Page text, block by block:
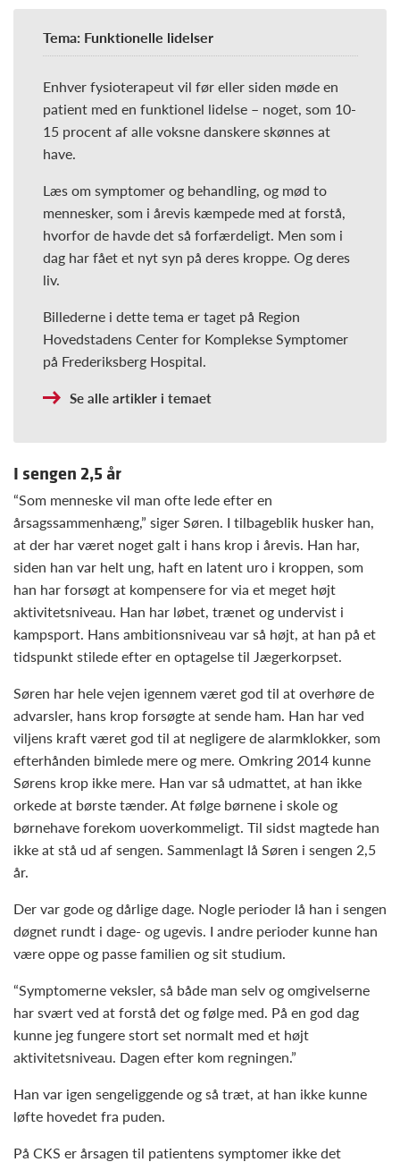
Tema: Funktionelle lidelser
Enhver fysioterapeut vil før eller siden møde en
patient med en funktionel lidelse – noget, som 10-
15 procent af alle voksne danskere skønnes at
have.
Læs om symptomer og behandling, og mød to
mennesker, som i årevis kæmpede med at forstå,
hvorfor de havde det så forfærdeligt. Men som i
dag har fået et nyt syn på deres kroppe. Og deres
liv.
Billederne i dette tema er taget på Region
Hovedstadens Center for Komplekse Symptomer
på Frederiksberg Hospital.
Se alle artikler i temaet
I sengen 2,5 år
“Som menneske vil man ofte lede efter en
årsagssammenhæng,” siger Søren. I tilbageblik husker han,
at der har været noget galt i hans krop i årevis. Han har,
siden han var helt ung, haft en latent uro i kroppen, som
han har forsøgt at kompensere for via et meget højt
aktivitetsniveau. Han har løbet, trænet og undervist i
kampsport. Hans ambitionsniveau var så højt, at han på et
tidspunkt stilede efter en optagelse til Jægerkorpset.
Søren har hele vejen igennem været god til at overhøre de
advarsler, hans krop forsøgte at sende ham. Han har ved
viljens kraft været god til at negligere de alarmklokker, som
efterhånden bimlede mere og mere. Omkring 2014 kunne
Sørens krop ikke mere. Han var så udmattet, at han ikke
orkede at børste tænder. At følge børnene i skole og
børnehave forekom uoverkommeligt. Til sidst magtede han
ikke at stå ud af sengen. Sammenlagt lå Søren i sengen 2,5
år.
Der var gode og dårlige dage. Nogle perioder lå han i sengen
døgnet rundt i dage- og ugevis. I andre perioder kunne han
være oppe og passe familien og sit studium.
“Symptomerne veksler, så både man selv og omgivelserne
har svært ved at forstå det og følge med. På en god dag
kunne jeg fungere stort set normalt med et højt
aktivitetsniveau. Dagen efter kom regningen.”
Han var igen sengeliggende og så træt, at han ikke kunne
løfte hovedet fra puden.
På CKS er årsagen til patientens symptomer ikke det